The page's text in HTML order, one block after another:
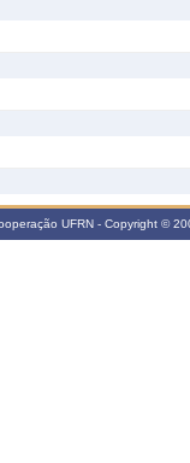
UFRN - Copyright ©